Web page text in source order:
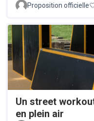
Proposition officielle
Un street
en plein air